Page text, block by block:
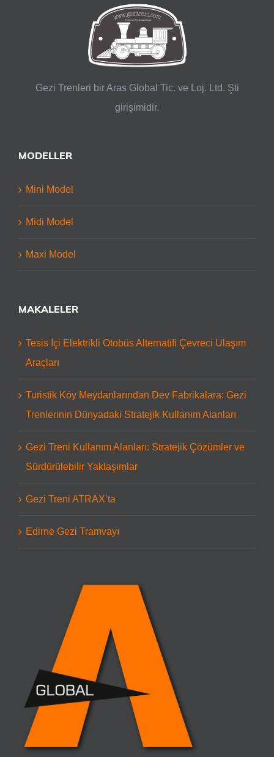
Gezi Trenleri bir Aras Global Tic. ve Loj. Ltd. Şti
girişimidir.
MODELLER
Mini Model
Midi Model
Maxi Model
MAKALELER
Tesis İçi Elektrikli Otobüs Alternatifi Çevreci Ulaşım
Araçları
Turistik Köy Meydanlarından Dev Fabrikalara: Gezi
Trenlerinin Dünyadaki Stratejik Kullanım Alanları
Gezi Treni Kullanım Alanları: Stratejik Çözümler ve
Sürdürülebilir Yaklaşımlar
Gezi Treni ATRAX’ta
Edirne Gezi Tramvayı